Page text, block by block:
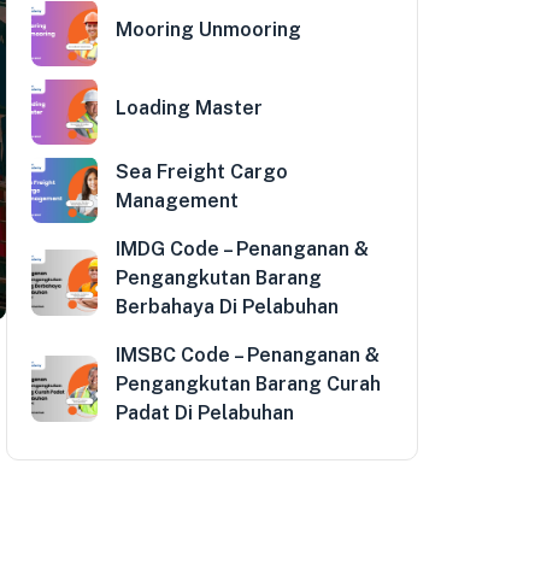
Mooring Unmooring
Loading Master
Sea Freight Cargo
Management
IMDG Code – Penanganan &
Pengangkutan Barang
Berbahaya Di Pelabuhan
IMSBC Code – Penanganan &
Pengangkutan Barang Curah
Padat Di Pelabuhan